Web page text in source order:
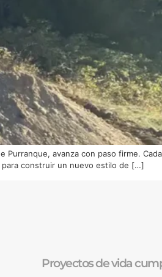
Purranque, avanza con paso firme. Cada
para construir un nuevo estilo de […]
Proyectos de vida